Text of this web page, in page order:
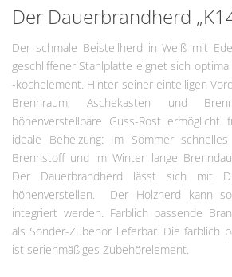
Der Dauerbrandherd
Der schmale Beistellherd in Weiß mit
geschliffener Stahlplatte eignet sich
-kochelement. Hinter seiner einteiligen
Brennraum, Aschekasten und
höhenverstellbare Guss-Rost ermöglicht
ideale Beheizung: Im Sommer
Brennstoff und im Winter lange
Der Dauerbrandherd lässt sich mit
höhenverstellen. Der Holzherd kann
integriert werden. Farblich passende
als Sonder-Zubehör lieferbar. Die farblich
ist serienmäßiges Zubehörelement.